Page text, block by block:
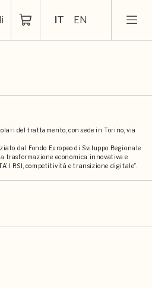
IT EN
del trattamento, con sede in Torino, via
dal Fondo Europeo di Sviluppo Regionale
trasformazione economica innovativa e
I RSI, competitività e transizione digitale”.